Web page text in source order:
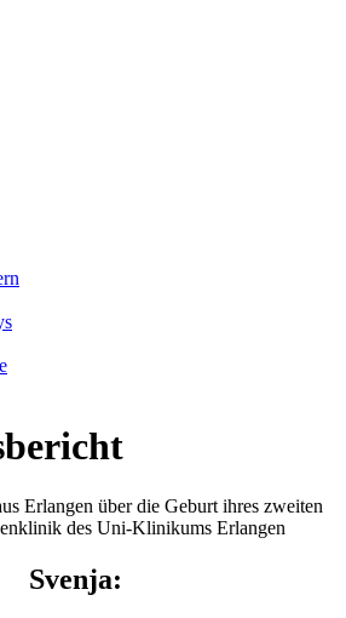
Erlangen über die Geburt ihres zweiten
des Uni-Klinikums Erlangen
Svenja: